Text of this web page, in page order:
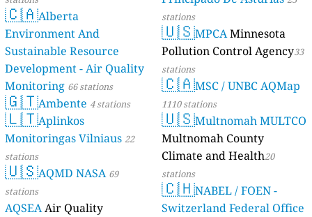
🇨🇦Alberta
Environment And
Sustainable Resource
Development - Air Quality
Monitoring 66 stations
🇬🇹Ambente 4 stations
🇱🇹Aplinkos
Monitoringas Vilniaus 22
stations
🇺🇸AQMD NASA 69
stations
AQSEAAir Quality
stations
🇺🇸MPCAMinnesota
Pollution Control Agency33
stations
🇨🇦MSC / UNBC AQMap
1110 stations
🇺🇸Multnomah MULTCO
Multnomah County
Climate and Health20
stations
🇨🇭NABEL / FOEN -
Switzerland Federal Office